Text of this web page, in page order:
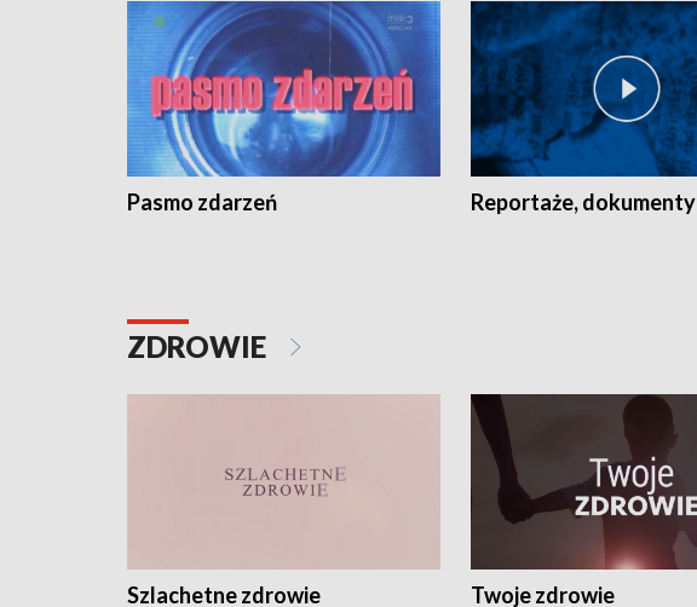
Pasmo zdarzeń Reportaże, dokumenty
ZDROWIE
Szlachetne zdrowie Twoje zdrowie